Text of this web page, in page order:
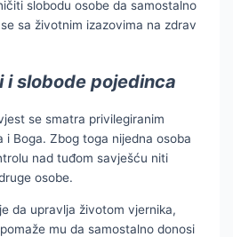
slobodu osobe da samostalno
sa životnim izazovima na zdrav
i slobode pojedinca
se smatra privilegiranim
i Boga. Zbog toga nijedna osoba
nad tuđom savješću niti
osobe.
da upravlja životom vjernika,
mu da samostalno donosi